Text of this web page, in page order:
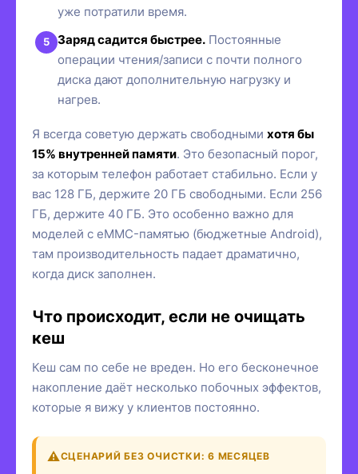
уже потратили время.
Заряд садится быстрее. Постоянные
операции чтения/записи с почти полного
диска дают дополнительную нагрузку и
нагрев.
Я всегда советую держать свободными хотя бы
15% внутренней памяти. Это безопасный порог,
за которым телефон работает стабильно. Если у
вас 128 ГБ, держите 20 ГБ свободными. Если 256
ГБ, держите 40 ГБ. Это особенно важно для
моделей с eMMC-памятью (бюджетные Android),
там производительность падает драматично,
когда диск заполнен.
Что происходит, если не очищать
кеш
Кеш сам по себе не вреден. Но его бесконечное
накопление даёт несколько побочных эффектов,
которые я вижу у клиентов постоянно.
СЦЕНАРИЙ БЕЗ ОЧИСТКИ: 6 МЕСЯЦЕВ